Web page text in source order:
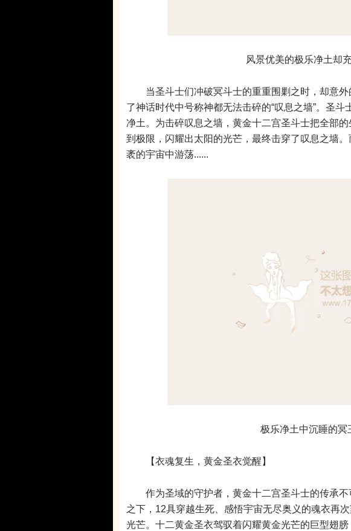
风景优美的极乐净土却
当圣斗士们冲破冥斗士的重重围剿之时，却意外
了神话时代中号称神都无法击碎的“叹息之墙”。圣
净土。为击碎叹息之墙，黄金十二宫圣斗士把全部
到极限，闪耀出太阳的光芒，最终击穿了叹息之墙
袤的宇宙中游荡......
极乐净土中沉睡的冥
【衣魂复生，黄金圣衣觉醒】
作为圣域的守护者，黄金十二宫圣斗士的传承不
之下，12具穿越生死、感悟宇宙无尽奥义的魂衣再
光芒。十二黄金圣衣驾驭着闪耀黄金光芒的巨型翅